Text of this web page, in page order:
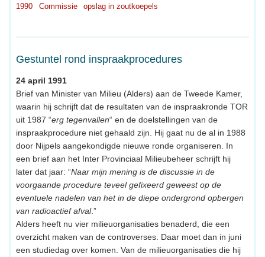
1990
Commissie opslag in zoutkoepels
Gestuntel rond inspraakprocedures
24 april 1991
Brief van Minister van Milieu (Alders) aan de Tweede Kamer,
waarin hij schrijft dat de resultaten van de inspraakronde TOR
uit 1987 “erg tegenvallen“ en de doelstellingen van de
inspraakprocedure niet gehaald zijn. Hij gaat nu de al in 1988
door Nijpels aangekondigde nieuwe ronde organiseren. In
een brief aan het Inter Provinciaal Milieubeheer schrijft hij
later dat jaar: “Naar mijn mening is de discussie in de
voorgaande procedure teveel gefixeerd geweest op de
eventuele nadelen van het in de diepe ondergrond opbergen
van radioactief afval.”
Alders heeft nu vier milieuorganisaties benaderd, die een
overzicht maken van de controverses. Daar moet dan in juni
een studiedag over komen. Van de milieuorganisaties die hij